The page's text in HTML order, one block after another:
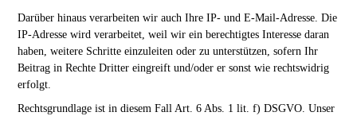
Darüber hinaus verarbeiten wir auch Ihre IP- und E-Mail-Adresse. Die
IP-Adresse wird verarbeitet, weil wir ein berechtigtes Interesse daran
haben, weitere Schritte einzuleiten oder zu unterstützen, sofern Ihr
Beitrag in Rechte Dritter eingreift und/oder er sonst wie rechtswidrig
erfolgt.
Rechtsgrundlage ist in diesem Fall Art. 6 Abs. 1 lit. f) DSGVO. Unser